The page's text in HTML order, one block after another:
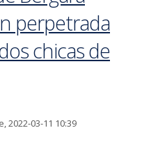
perpetrada
chicas de
2022-03-11 10:39